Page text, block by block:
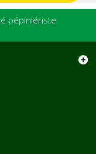
pépiniériste